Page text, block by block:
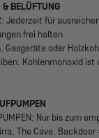
BELÜFTUNG
Jederzeit für
frei halten.
Gasgeräte oder
Kohlenmonoxid ist
Nur bis zum
The Cave, Backdoor